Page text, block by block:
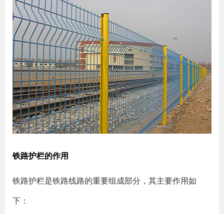
铁路护栏的作用
铁路护栏是铁路线路的重要组成部分，其主要作用如
下：